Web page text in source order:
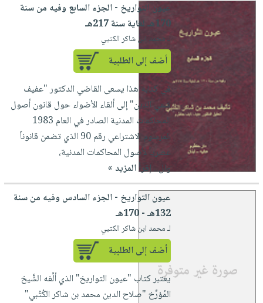
عيون التواريخ - الجزء السابع وفيه من سنة
170هـ لغاية سنة 217هـ
لـ محمد ابن شاكر الكتبي
أضف إلى الطلبية
في كتابه هذا يسعى القاضي الدكتور "عفيف
شمي الدين" إلى ألقاء الأضواء حول قانون أصول
المحاكمات المدنية الصادر في العام 1983
المرسوم الاشتراعي رقم 90 الذي تضمن قانوناً
عصرياً لأصول المحاكمات المدنية،
وال...إقرأ المزيد »
عيون التواريخ - الجزء السادس وفيه من سنة
132هـ - 170هـ
لـ محمد ابن شاكر الكتبي
أضف إلى الطلبية
يعتبر كتاب "عيون التواريخ" الذي ألَّفه الشَّيخ
المُؤرِّخ "صلاح الدين محمد بن شاكر الكُتُبي"